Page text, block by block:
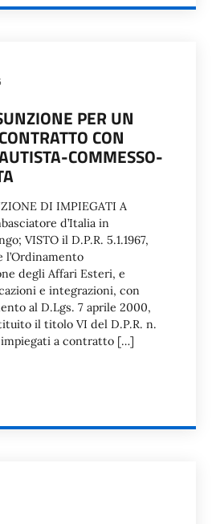
PER UN
CON
COMMESSO-
DI IMPIEGATI A
d’Italia in
VISTO il D.P.R. 5.1.1967,
l’Ordinamento
degli Affari Esteri, e
e integrazioni, con
al D.Lgs. 7 aprile 2000,
il titolo VI del D.P.R. n.
a contratto […]